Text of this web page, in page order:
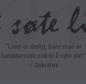
"Livet er deilig, bare man er
karaktersvak nok til å nyte det."
– Sokrates